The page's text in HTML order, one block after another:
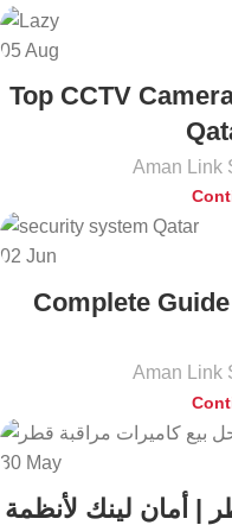
05Aug
Top CCTV
Aman Link
02 Jun
Complete
Aman Link
30 May
| أمان لينك لأنظمة